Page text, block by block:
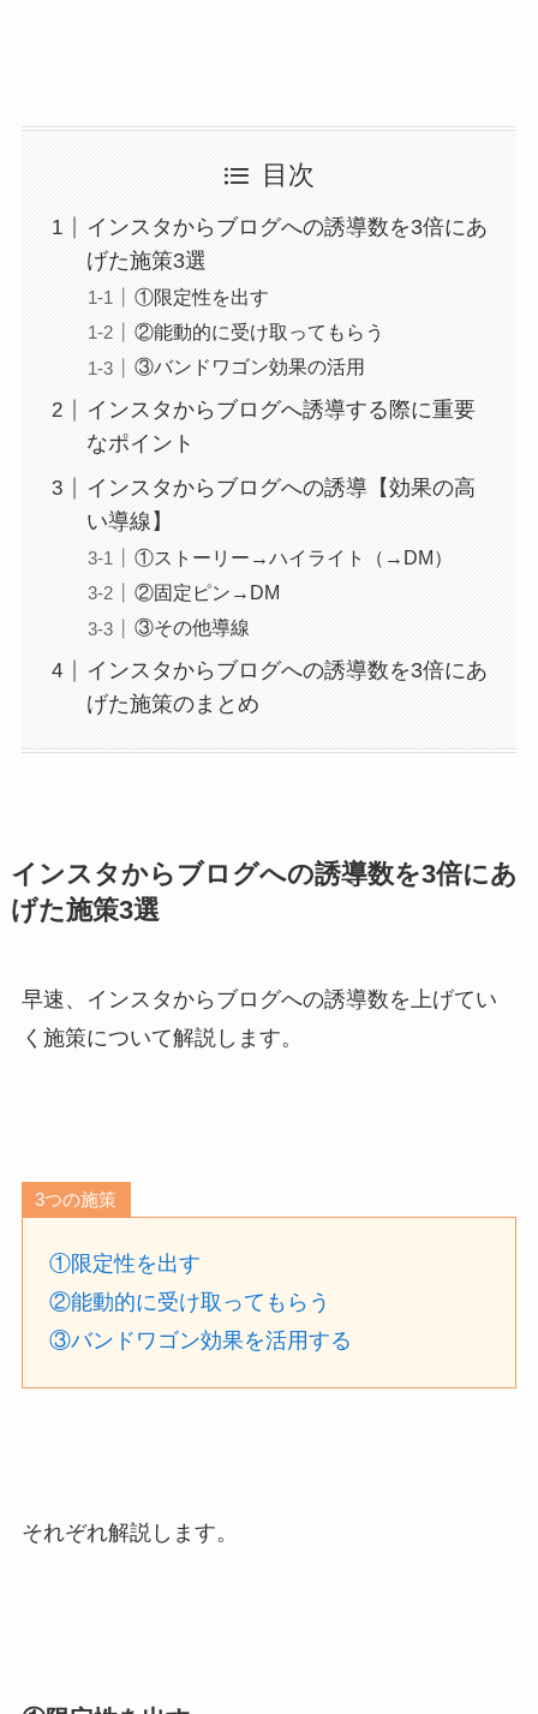
目次
インスタからブログへの誘導数を3倍にあ
げた施策3選
①限定性を出す
②能動的に受け取ってもらう
③バンドワゴン効果の活用
インスタからブログへ誘導する際に重要
なポイント
インスタからブログへの誘導【効果の高
い導線】
①ストーリー→ハイライト（→DM）
②固定ピン→DM
③その他導線
インスタからブログへの誘導数を3倍にあ
げた施策のまとめ
インスタからブログへの誘導数を3倍にあ
げた施策3選
早速、インスタからブログへの誘導数を上げてい
く施策について解説します。
3つの施策
①限定性を出す
②能動的に受け取ってもらう
③バンドワゴン効果を活用する
それぞれ解説します。